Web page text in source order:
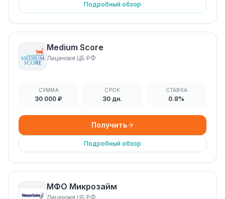
Подробный обзор
Medium Score
Лицензия ЦБ РФ
СУММА
30 000 ₽
СРОК
30 дн.
СТАВКА
0.8%
Получить
Подробный обзор
МФО Микрозайм
Лицензия ЦБ РФ